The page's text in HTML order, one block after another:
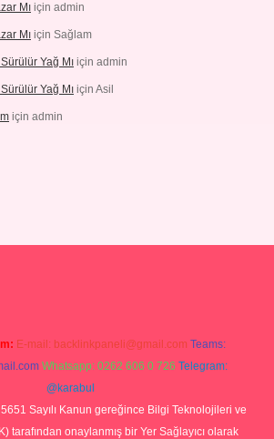
Mı için admin
Mı için Sağlam
Yağ Mı için admin
Yağ Mı için Asil
için admin
E-mail: backlinkpaneli@gmail.com Teams:
Whatsapp: 0262 606 0 726 Telegram:
@karabul
Sayılı Kanun gereğince Bilgi Teknolojileri ve
tarafından onaylanmış bir Yer Sağlayıcı olarak